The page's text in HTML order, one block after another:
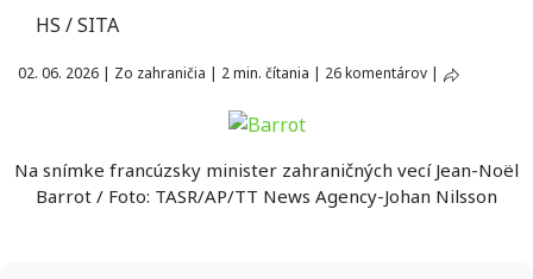
HS / SITA
02. 06. 2026 | Zo zahraničia | 2 min. čítania | 26 komentárov |
Na snímke francúzsky minister zahraničných vecí Jean-Noël
Barrot / Foto: TASR/AP/TT News Agency-Johan Nilsson